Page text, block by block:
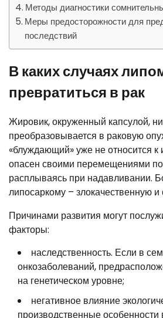
Методы диагностики
Меры предосторожности для
последствий
В каких случаях
превратиться в рак
Жировик, окруженный капсулой,
преобразовывается в раковую
«блуждающий» уже не относится к
опасен своими перемещениями по
расплываясь при надавливании.
липосаркому – злокачественную
Причинами развития могут
факторы:
наследственность. Если в
онкозаболеваний,
на генетическом уровне;
негативное влияние
производственные особенности